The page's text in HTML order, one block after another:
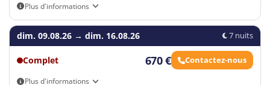
Plus d'informations
Arrivée autonome
dim. 09.08.26 → dim. 16.08.26 7 nuits
Complet 670 € Contactez-nous
Plus d'informations